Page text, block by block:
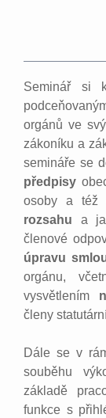
Seminář si
orgánů ve
zákoníku a
semináře se
předpisy
osoby a též
rozsahu a
členové
úpravu
orgánu,
vysvětlením
členy
Dále se v
souběhu
základě
funkce s